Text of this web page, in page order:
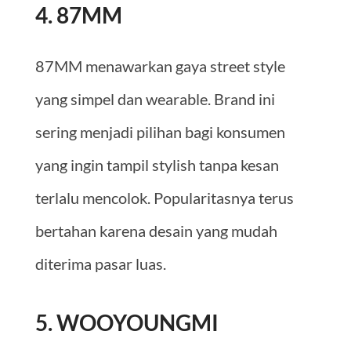
4. 87MM
87MM menawarkan gaya street style
yang simpel dan wearable. Brand ini
sering menjadi pilihan bagi konsumen
yang ingin tampil stylish tanpa kesan
terlalu mencolok. Popularitasnya terus
bertahan karena desain yang mudah
diterima pasar luas.
5. WOOYOUNGMI